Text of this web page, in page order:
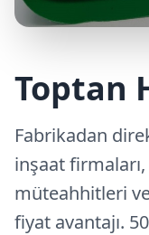
Toptan
Fabrikadan
inşaat
müteahhitleri
fiyat avantajı.